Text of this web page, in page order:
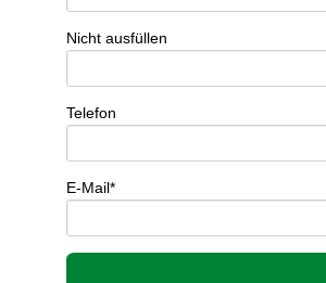
Nicht ausfüllen
Telefon
E-Mail*